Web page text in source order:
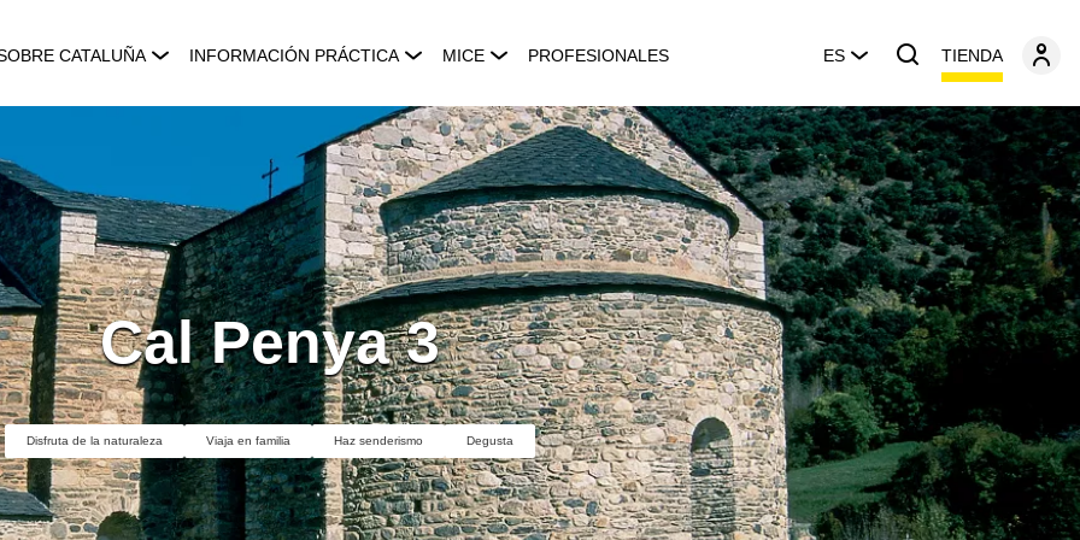
CATALUÑA INFORMACIÓN PRÁCTICA MICE PROFESIONALES ES TIENDA
Cal Penya 3
Disfruta de la naturaleza Viaja en familia Haz senderismo Degusta